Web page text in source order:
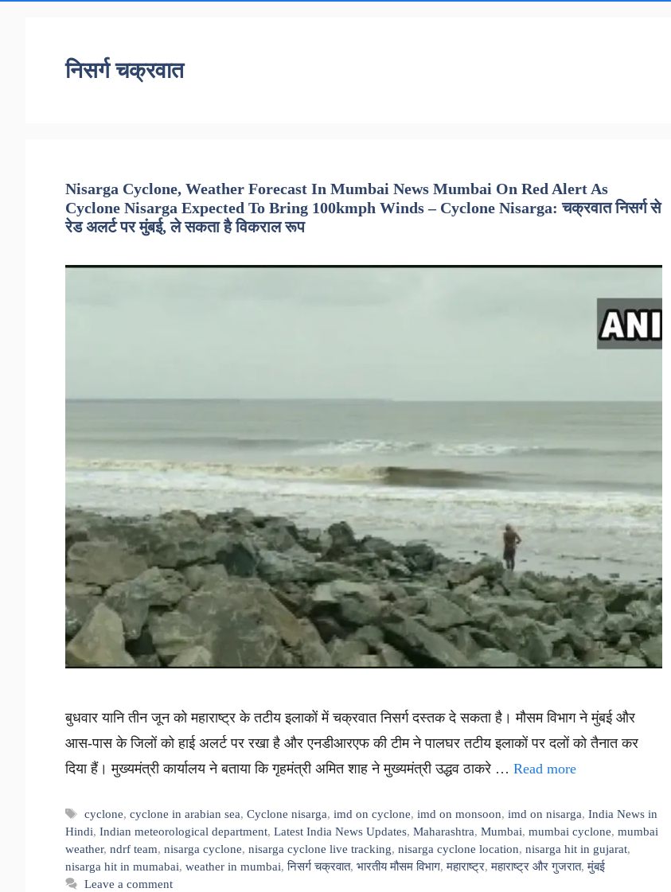
निसर्ग चक्रवात
Nisarga Cyclone, Weather Forecast In Mumbai News Mumbai On Red Alert As
Cyclone Nisarga Expected To Bring 100kmph Winds – Cyclone Nisarga: चक्रवात निसर्ग से
रेड अलर्ट पर मुंबई, ले सकता है विकराल रूप
बुधवार यानि तीन जून को महाराष्ट्र के तटीय इलाकों में चक्रवात निसर्ग दस्तक दे सकता है। मौसम विभाग ने मुंबई और
आस-पास के जिलों को हाई अलर्ट पर रखा है और एनडीआरएफ की टीम ने पालघर तटीय इलाकों पर दलों को तैनात कर
दिया हैं। मुख्यमंत्री कार्यालय ने बताया कि गृहमंत्री अमित शाह ने मुख्यमंत्री उद्धव ठाकरे … Read more
Tags
cyclone,cyclone in arabian sea,Cyclone nisarga,imd on cyclone,imd on monsoon,imd on nisarga,India News in
Hindi, Indian meteorological department, Latest India News Updates, Maharashtra, Mumbai, mumbai cyclone, mumbai
weather, ndrf team, nisarga cyclone, nisarga cyclone live tracking, nisarga cyclone location, nisarga hit in gujarat,
nisarga hit in mumabai, weather in mumbai,निसर्ग चक्रवात, भारतीय मौसम विभाग,महाराष्ट्र,महाराष्ट्र और गुजरात,मुंबई
Leave a comment